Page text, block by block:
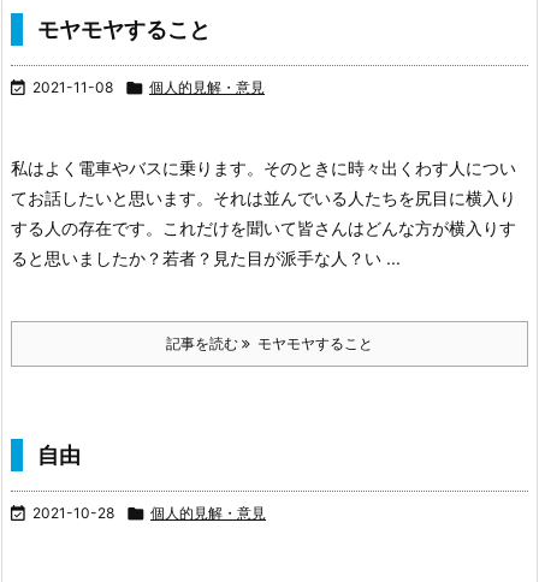
モヤモヤすること
 2021-11-08  個人的見解・意見
私はよく電車やバスに乗ります。そのときに時々出くわす人につい
てお話したいと思います。それは並んでいる人たちを尻目に横入り
する人の存在です。
これだけを聞いて皆さんはどんな方が横入りす
ると思いましたか？若者？見た目が派手な人？い ...
記事を読む モヤモヤすること
自由
 2021-10-28  個人的見解・意見